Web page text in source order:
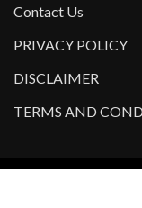
Contact Us
PRIVACY POLICY
DISCLAIMER
TERMS AND